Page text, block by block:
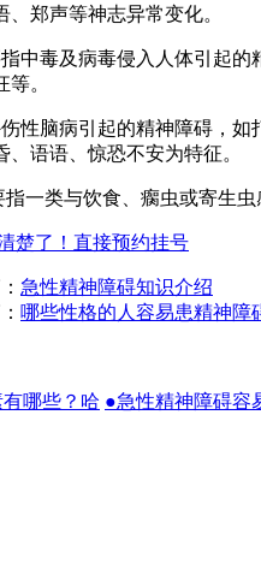
郑声等神志异常变化。
毒及病毒侵入人体引起的
。
脑病引起的精神障碍，如
、语语、惊恐不安为特征。
类与饮食、瘸虫或寄生虫
楚了！直接预约挂号
急性精神障碍知识介绍
哪些性格的人容易患精神障
哪些？哈 ●急性精神障碍容